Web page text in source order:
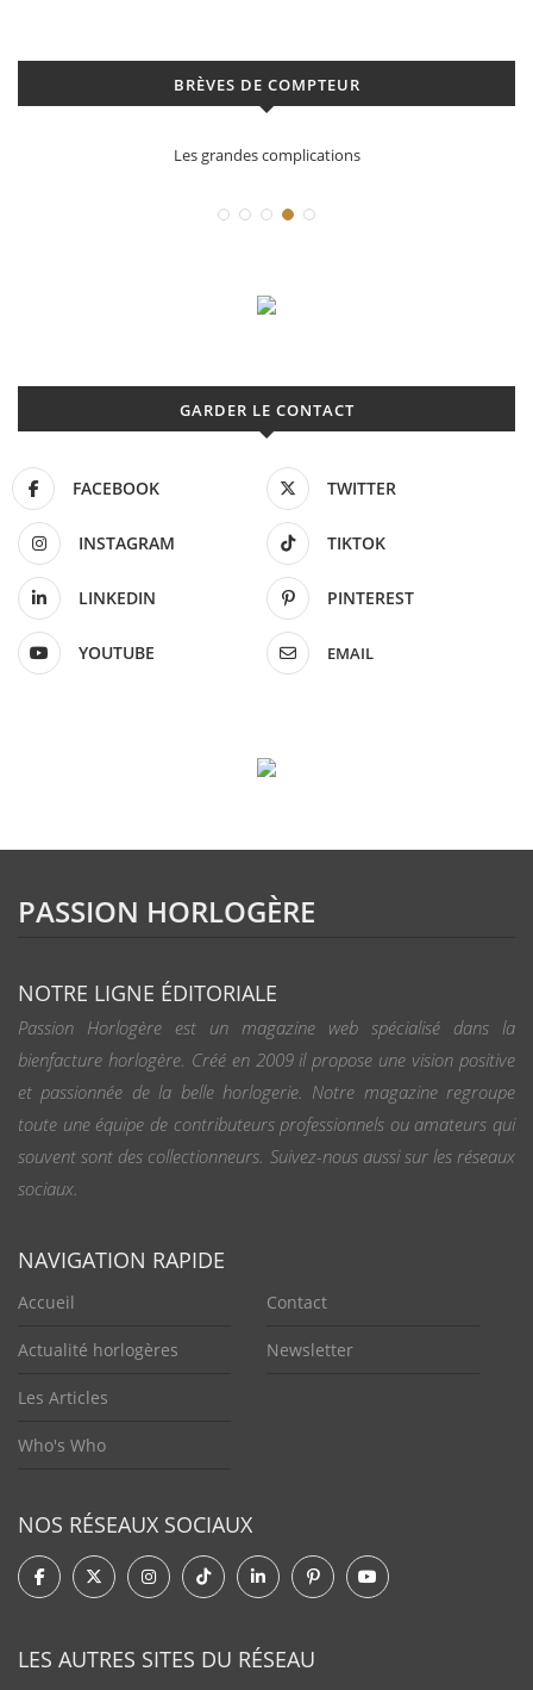
BRÈVES DE COMPTEUR
Déconstruction Parmigiani Fleurier
GARDER LE CONTACT
FACEBOOK TWITTER
INSTAGRAM TIKTOK
LINKEDIN PINTEREST
YOUTUBE EMAIL
PASSION HORLOGÈRE
NOTRE LIGNE ÉDITORIALE
Passion Horlogère est un magazine web spécialisé dans la
bienfacture horlogère. Créé en 2009 il propose une vision positive
et passionnée de la belle horlogerie. Notre magazine regroupe
toute une équipe de contributeurs professionnels ou amateurs qui
souvent sont des collectionneurs. Suivez-nous aussi sur les réseaux
sociaux.
NAVIGATION RAPIDE
Accueil
Actualité horlogères
Les Articles
Who's Who
Contact
Newsletter
NOS RÉSEAUX SOCIAUX
LES AUTRES SITES DU RÉSEAU